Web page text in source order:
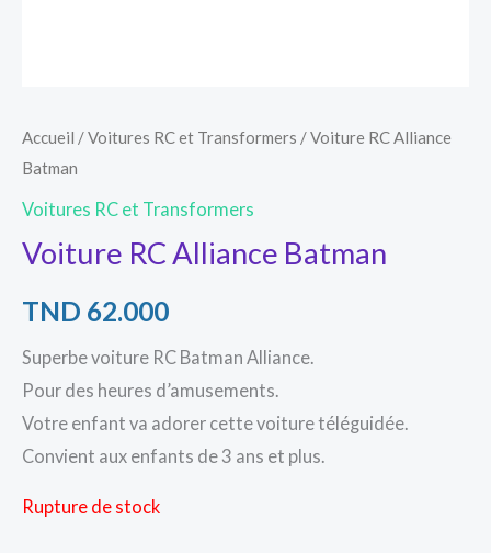
Accueil /Voitures RC et Transformers / Voiture RC Alliance
Batman
Voitures RC et Transformers
Voiture RC Alliance Batman
TND 62.000
Superbe voiture RC Batman Alliance.
Pour des heures d’amusements.
Votre enfant va adorer cette voiture téléguidée.
Convient aux enfants de 3 ans et plus.
Rupture de stock